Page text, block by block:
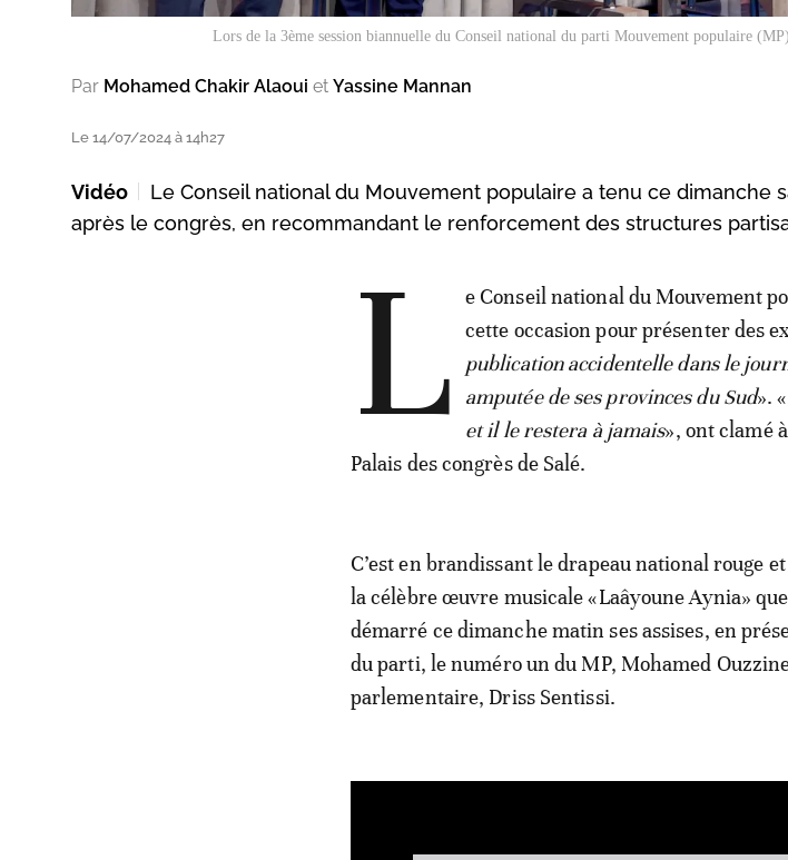
Lors de la 3ème session biannuelle du Conseil national du parti Mouvement populaire
Par Mohamed Chakir Alaoui et Yassine Mannan
Le 14/07/2024 à 14h27
Vidéo
Le Conseil national du Mouvement populaire a tenu ce dimanche
après le congrès, en recommandant le renforcement des structures
L
e Conseil national du Mouvement
cette occasion pour présenter des
publication accidentelle dans le
amputée de ses provinces du Sud». «
et il le restera à jamais», ont clamé
Palais des congrès de Salé.
C’est en brandissant le drapeau national rouge
la célèbre œuvre musicale «Laâyoune Aynia»
démarré ce dimanche matin ses assises, en
du parti, le numéro un du MP, Mohamed
parlementaire, Driss Sentissi.